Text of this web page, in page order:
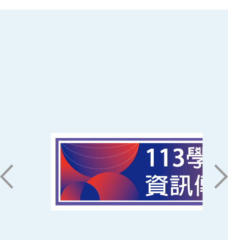
71005 台南市永康區南台街一號
06-2533131 ext. 7101
ic@stust.edu.tw
辦公時間